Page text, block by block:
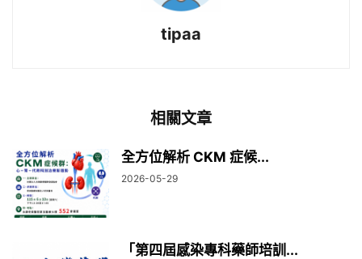
tipaa
相關文章
全方位解析 CKM 症候...
2026-05-29
「第四屆感染專科藥師培訓...